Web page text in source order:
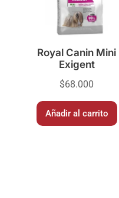
Royal Canin Mini
Exigent
$68.000
Añadir al carrito